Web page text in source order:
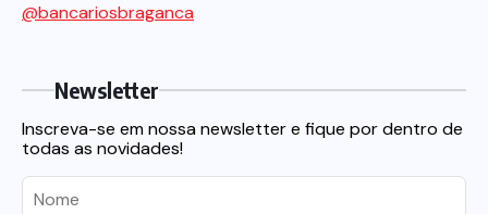
@bancariosbraganca
Newsletter
Inscreva-se em nossa newsletter e fique por dentro de
todas as novidades!